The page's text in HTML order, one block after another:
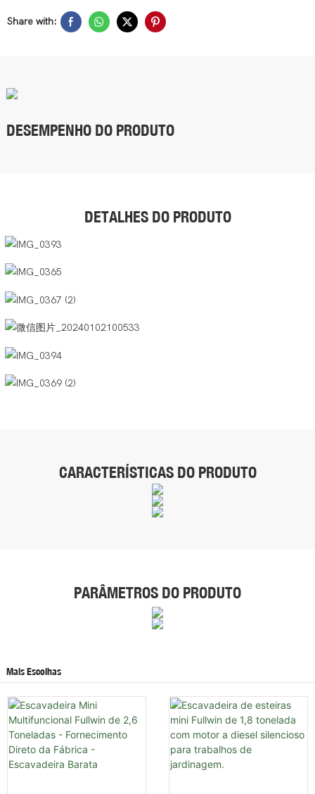
Share with:
DESEMPENHO DO PRODUTO
DETALHES DO PRODUTO
CARACTERÍSTICAS DO PRODUTO
PARÂMETROS DO PRODUTO
Mais Escolhas